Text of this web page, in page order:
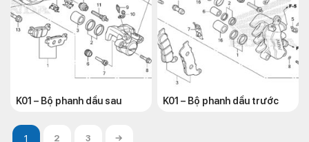
K01 – Bộ phanh dầu sau K01 – Bộ phanh dầu trước
2 3 →